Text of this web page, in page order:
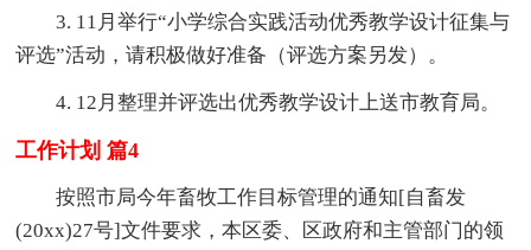
3. 11月举行“小学综合实践活动优秀教学设计征集与
评选”活动，请积极做好准备（评选方案另发）。
4. 12月整理并评选出优秀教学设计上送市教育局。
工作计划 篇4
按照市局今年畜牧工作目标管理的通知[自畜发
(20xx)27号]文件要求，本区委、区政府和主管部门的领